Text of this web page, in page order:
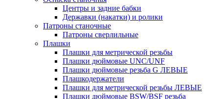
Центры и задние бабки
Державки (накатки) и ролики
Патроны станочные
Патроны сверлильные
Плашки
Плашки для метрической резьбы
Плашки дюймовые UNC/UNF
Плашки дюймовые резьба G ЛЕВЫЕ
Плашкодержатели
Плашки для метрической резьбы ЛЕВЫЕ
Плашки дюймовые BSW/BSF резьба